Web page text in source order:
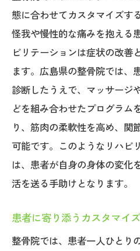
態に合わせてカスタマイズす
怪我や慢性的な痛みを抱える
ビリテーションは症状の改善
ます。広島県の整骨院では、
診断したうえで、マッサージ
どを組み合わせたプログラム
り、筋肉の柔軟性を高め、関
可能です。このようなリハビ
は、患者が自身の身体の変化
活を送る手助けとなります。
患者に寄り添うカスタマイ
整骨院では、患者一人ひとり